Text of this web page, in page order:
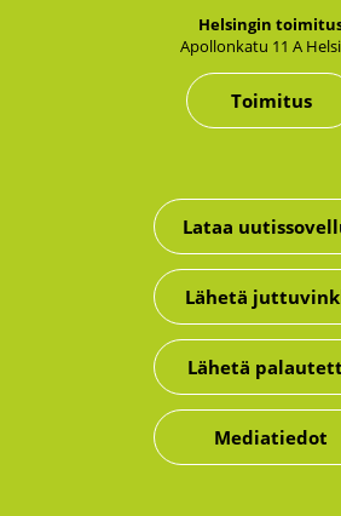
Hel­sin­gin
Apol­lon­ka­tu 11 A
Toimitus
Lataa
Lähetä
Lähetä
Mediatiedot